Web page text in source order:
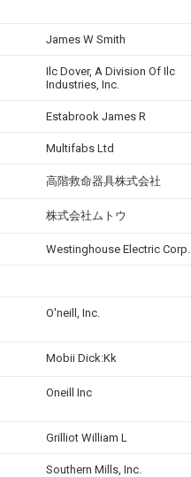
James W Smith
Ilc Dover, A Division Of Ilc
Industries, Inc.
Estabrook James R
Multifabs Ltd
高階救命器具株式会社
株式会社ムトウ
Westinghouse Electric Corp.
O'neill, Inc.
Mobii Dick:Kk
Oneill Inc
Grilliot William L
Southern Mills, Inc.